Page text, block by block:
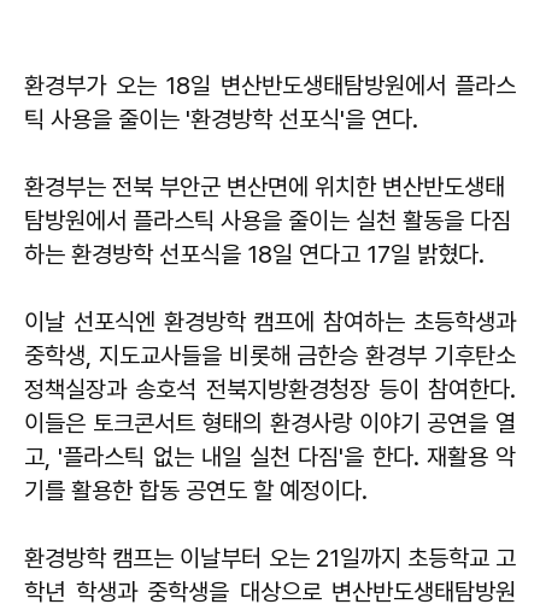
환경부가 오는 18일 변산반도생태탐방원에서 플라스
틱 사용을 줄이는 '환경방학 선포식'을 연다.
환경부는 전북 부안군 변산면에 위치한 변산반도생태
탐방원에서 플라스틱 사용을 줄이는 실천 활동을 다짐
하는 환경방학 선포식을 18일 연다고 17일 밝혔다.
이날 선포식엔 환경방학 캠프에 참여하는 초등학생과
중학생, 지도교사들을 비롯해 금한승 환경부 기후탄소
정책실장과 송호석 전북지방환경청장 등이 참여한다.
이들은 토크콘서트 형태의 환경사랑 이야기 공연을 열
고, '플라스틱 없는 내일 실천 다짐'을 한다. 재활용 악
기를 활용한 합동 공연도 할 예정이다.
환경방학 캠프는 이날부터 오는 21일까지 초등학교 고
학년 학생과 중학생을 대상으로 변산반도생태탐방원